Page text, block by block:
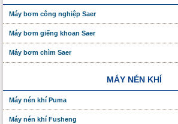
Máy bơm công nghiệp Saer
Máy bơm giếng khoan Saer
Máy bơm chìm Saer
MÁY NÉN KHÍ
Máy nén khí Puma
Máy nén khí Fusheng